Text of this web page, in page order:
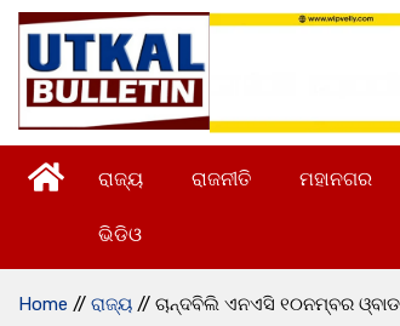
ରାଜ୍ୟ ରାଜନୀତି ମହାନଗର
ଭିଡିଓ
Home // ରାଜ୍ୟ // ଚାନ୍ଦବିଲି ଏନଏସି ୧୦ନମ୍ବର